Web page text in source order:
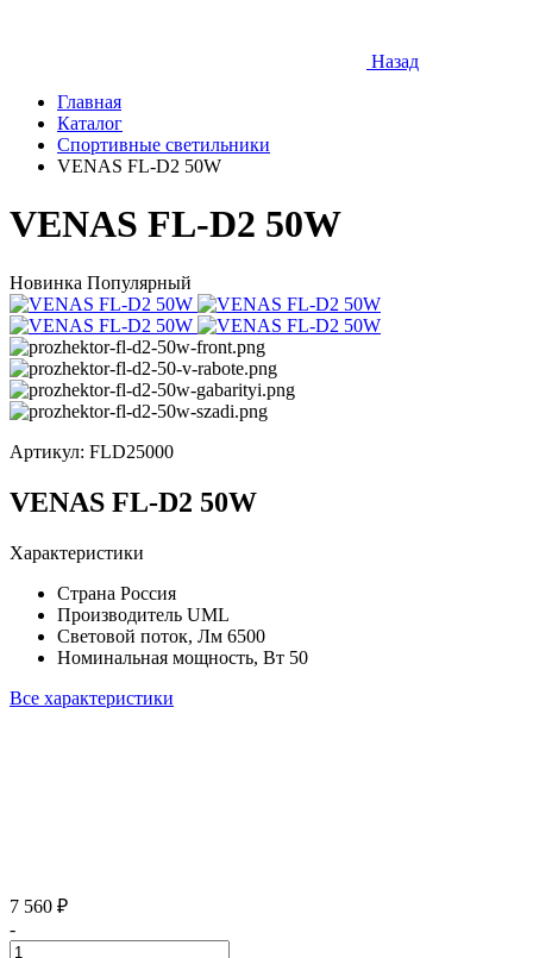
Назад
Главная
Каталог
Спортивные светильники
VENAS FL-D2 50W
VENAS FL-D2 50W
Новинка Популярный
Артикул: FLD25000
VENAS FL-D2 50W
Характеристики
Страна Россия
Производитель UML
Световой поток, Лм 6500
Номинальная мощность, Вт 50
Все характеристики
7 560 ₽
-